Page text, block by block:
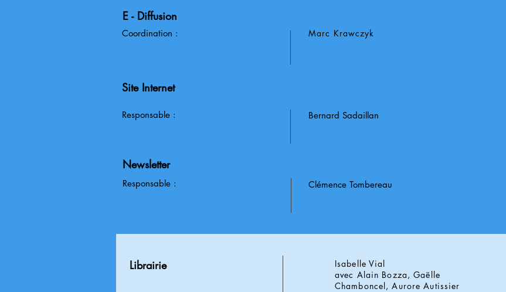
E - Diffusion
Coordination : Marc Krawczyk
Site Internet
Responsable : Bernard Sadaillan
Newsletter
Responsable : Clémence Tombereau
Librairie
Isabelle Vial
avec Alain Bozza, Gaëlle
Chamboncel, Aurore Autissier